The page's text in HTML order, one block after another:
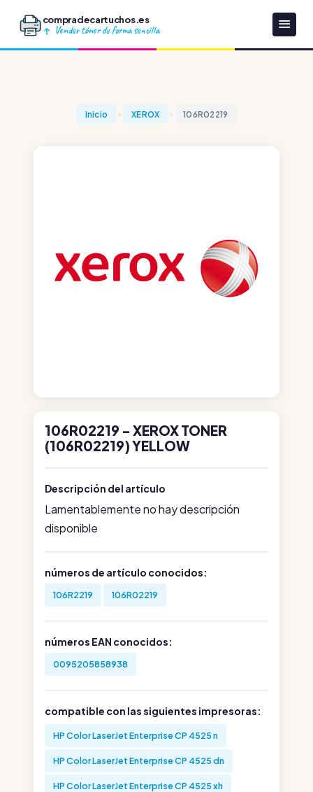
compradecartuchos.es
Vender tóner de forma sencilla
Inicio XEROX 106R02219
106R02219 - XEROX TONER
(106R02219) YELLOW
Descripción del artículo
Lamentablemente no hay descripción
disponible
números de artículo conocidos:
106R2219 106R02219
números EAN conocidos:
0095205858938
compatible con las siguientes impresoras:
HP Color LaserJet Enterprise CP 4525 n
HP Color LaserJet Enterprise CP 4525 dn
HP Color LaserJet Enterprise CP 4525 xh